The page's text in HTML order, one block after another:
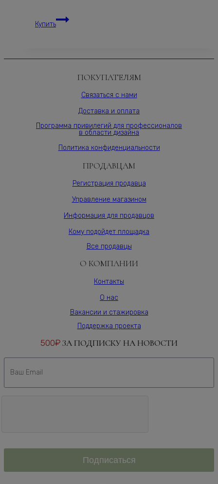
серия
ONE,
Купить
Панель
декоративная
NOTTI
Varman.pro
ПОКУПАТЕЛЯМ
Связаться с нами
Доставка и оплата
Программа привилегий для профессионалов
в области дизайна
Политика конфиденциальности
ПРОДАВЦАМ
Регистрация продавца
Управление магазином
Информация для продавцов
Кому подойдет площадка
Все продавцы
О КОМПАНИИ
Контакты
О нас
Вакансии и стажировка
Поддержка проекта
500₽ ЗА ПОДПИСКУ НА НОВОСТИ
Подписаться